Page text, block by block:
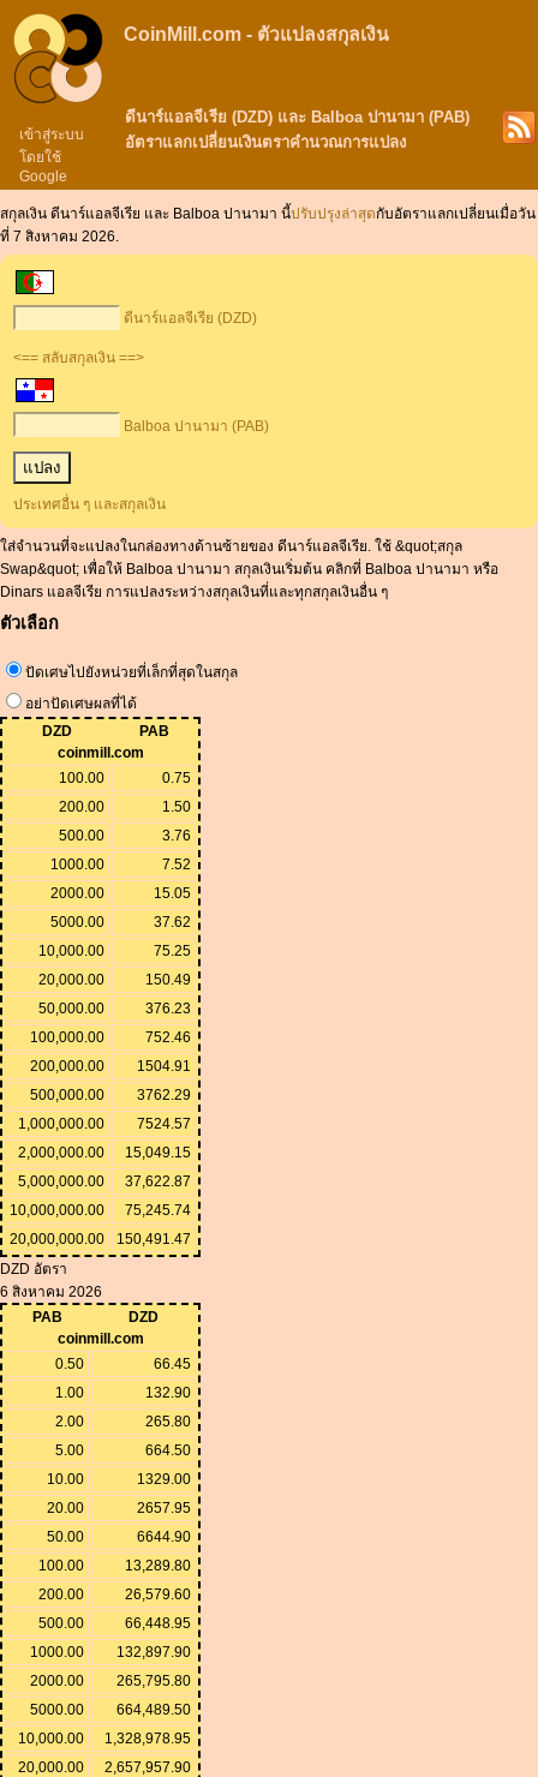
เข้าสู่ระบบ
โดยใช้
Google
CoinMill.com - ตัวแปลงสกุลเงิน
ดีนาร์แอลจีเรีย (DZD) และ Balboa ปานามา (PAB)
อัตราแลกเปลี่ยนเงินตราคำนวณการแปลง
สกุลเงิน ดีนาร์แอลจีเรีย และ Balboa ปานามา นี้ปรับปรุงล่าสุดกับอัตราแลกเปลี่ยนเมื่อวัน
ที่ 7 สิงหาคม 2026.
ดีนาร์แอลจีเรีย (DZD)
<== สลับสกุลเงิน ==>
Balboa ปานามา (PAB)
ประเทศอื่น ๆ และสกุลเงิน
ใส่จำนวนที่จะแปลงในกล่องทางด้านซ้ายของ ดีนาร์แอลจีเรีย. ใช้ &quot;สกุล
Swap&quot; เพื่อให้ Balboa ปานามา สกุลเงินเริ่มต้น คลิกที่ Balboa ปานามา หรือ
Dinars แอลจีเรีย การแปลงระหว่างสกุลเงินที่และทุกสกุลเงินอื่น ๆ
ตัวเลือก
ปัดเศษไปยังหน่วยที่เล็กที่สุดในสกุล
อย่าปัดเศษผลที่ได้
DZD
PAB
coinmill.com
100.00
0.75
200.00
1.50
500.00
3.76
1000.00
7.52
2000.00
15.05
5000.00
37.62
10,000.00
75.25
20,000.00
150.49
50,000.00
376.23
100,000.00
752.46
200,000.00
1504.91
500,000.00
3762.29
1,000,000.00
7524.57
2,000,000.00
15,049.15
5,000,000.00
37,622.87
10,000,000.00
75,245.74
20,000,000.00
150,491.47
DZD อัตรา
6 สิงหาคม 2026
PAB
DZD
coinmill.com
0.50
66.45
1.00
132.90
2.00
265.80
5.00
664.50
10.00
1329.00
20.00
2657.95
50.00
6644.90
100.00
13,289.80
200.00
26,579.60
500.00
66,448.95
1000.00
132,897.90
2000.00
265,795.80
5000.00
664,489.50
10,000.00
1,328,978.95
20,000.00
2,657,957.90